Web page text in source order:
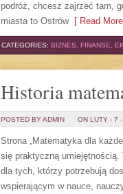
podróż, chcesz zajrzeć tam,
miasta to Ostrów[ Read
CATEGORIES: BIZNES, FINANSE,
Historia
POSTED BY ADMIN ON LUTY - 7
Strona „Matematyka dla
się praktyczną umiejętnością.
dla tych, którzy potrzebują
wspierającym w nauce,